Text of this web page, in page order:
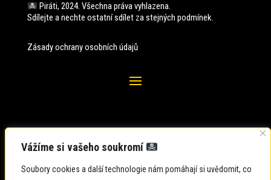
Vážíme si vašeho soukromí
Soubory cookies a další technologie nám pomáhají si uvědomit, co
Piráti, 2024. Všechna práva vyhlazena.
Sdílejte a nechte ostatní sdílet za stejných podmínek.
Zásady ochrany osobních údajů